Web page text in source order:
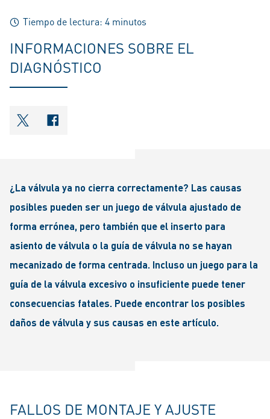
Tiempo de lectura: 4 minutos
INFORMACIONES SOBRE EL
DIAGNÓSTICO
shareOntwitter
shareOnfacebook
¿La válvula ya no cierra correctamente? Las causas
posibles pueden ser un juego de válvula ajustado de
forma errónea, pero también que el inserto para
asiento de válvula o la guía de válvula no se hayan
mecanizado de forma centrada. Incluso un juego para la
guía de la válvula excesivo o insuficiente puede tener
consecuencias fatales. Puede encontrar los posibles
daños de válvula y sus causas en este artículo.
FALLOS DE MONTAJE Y AJUSTE